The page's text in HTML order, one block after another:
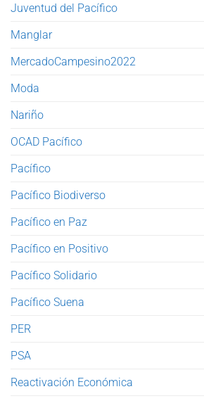
Juventud del Pacífico
Manglar
MercadoCampesino2022
Moda
Nariño
OCAD Pacífico
Pacífico
Pacífico Biodiverso
Pacífico en Paz
Pacífico en Positivo
Pacífico Solidario
Pacífico Suena
PER
PSA
Reactivación Económica